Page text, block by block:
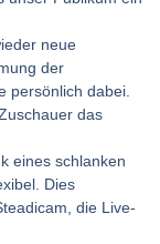
neue
der
persönlich dabei.
das
eines schlanken
Dies
die Live-